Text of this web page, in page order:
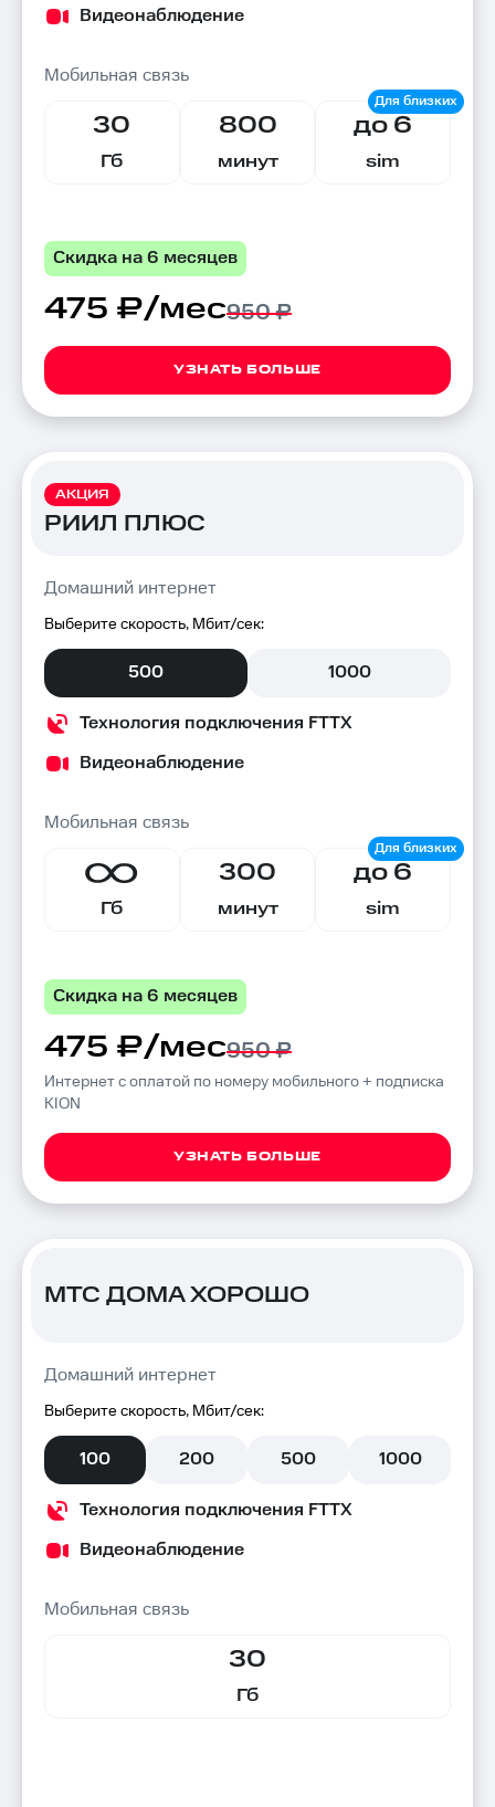
Видеонаблюдение
Мобильная связь
30
Гб
800
минут
до 6
sim
Скидка на 6 месяцев
475 ₽/мес950 ₽
УЗНАТЬ БОЛЬШЕ
АКЦИЯ
РИИЛ ПЛЮС
Домашний интернет
Выберите скорость, Мбит/сек:
500 1000
Технология подключения FTTX
Видеонаблюдение
Мобильная связь
Гб
300
минут
до 6
sim
Скидка на 6 месяцев
475 ₽/мес950 ₽
Интернет с оплатой по номеру мобильного + подписка
KION
УЗНАТЬ БОЛЬШЕ
МТС ДОМА ХОРОШО
Домашний интернет
Выберите скорость, Мбит/сек:
100 200 500 1000
Технология подключения FTTX
Видеонаблюдение
Мобильная связь
30
Гб